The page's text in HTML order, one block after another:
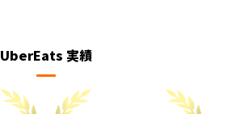
UberEats 実績